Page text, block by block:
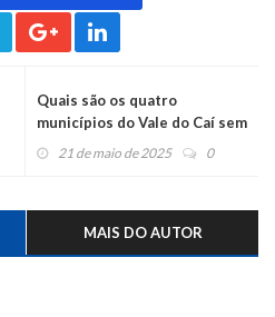
Quais são os quatro
municípios do Vale do Caí sem
assassinatos há mais de 20
21 de maio de 2025 0
MAIS DO AUTOR